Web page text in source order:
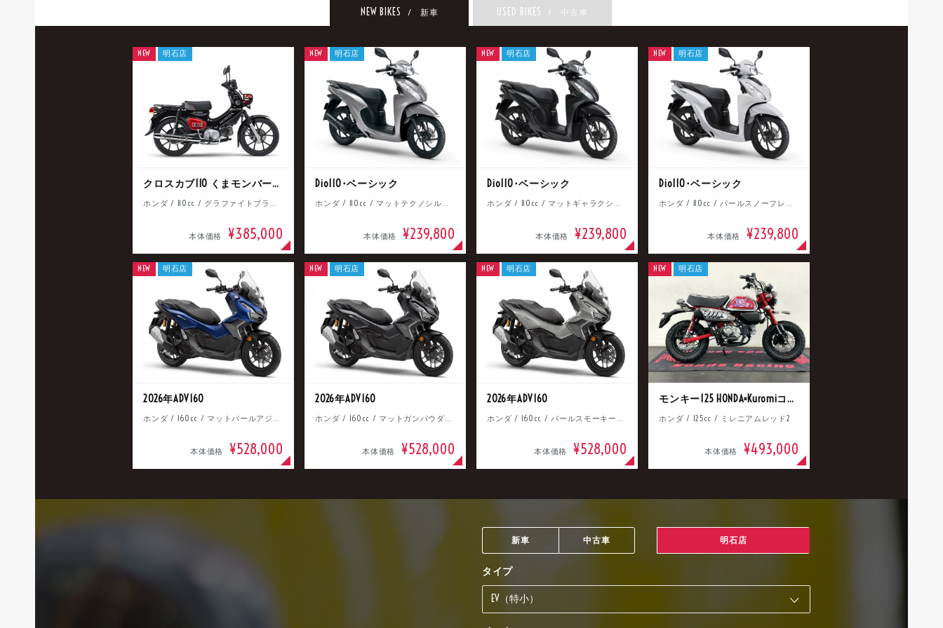
NEW BIKES / 新車 USED BIKES / 中古車
クロスカブ110 くまモンバージョン
ホンダ / 110cc / グラファイトブラック
本体価格 ¥385,000
NEW 明石店
Dio110･ベーシック
ホンダ / 110cc / マットテクノシルバーメタリック
本体価格 ¥239,800
NEW 明石店
Dio110･ベーシック
ホンダ / 110cc / マットギャラクシーブラックメタリック
本体価格 ¥239,800
NEW 明石店
Dio110･ベーシック
ホンダ / 110cc / パールスノーフレークホワイト
本体価格 ¥239,800
NEW 明石店
2026年ADV160
ホンダ / 160cc / マットパールアジャイルブルー
本体価格 ¥528,000
NEW 明石店
2026年ADV160
ホンダ / 160cc / マットガンパウダーブラックメタリック
本体価格 ¥528,000
NEW 明石店
2026年ADV160
ホンダ / 160cc / パールスモーキーグレー
本体価格 ¥528,000
NEW 明石店
モンキー125 HONDA×Kuromiコラボ
ホンダ / 125cc / ミレニアムレッド2
本体価格 ¥493,000
NEW 明石店
新車 中古車 明石店
タイプ